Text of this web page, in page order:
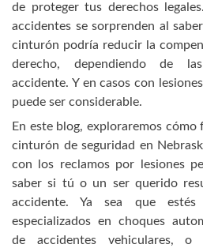
de proteger tus derechos
accidentes se sorprenden al
cinturón podría reducir la
derecho, dependiendo de
accidente. Y en casos con
puede ser considerable.
En este blog, exploraremos cómo
cinturón de seguridad en
con los reclamos por lesiones
saber si tú o un ser querido
accidente. Ya sea que estés
especializados en choques
de accidentes vehiculares, o